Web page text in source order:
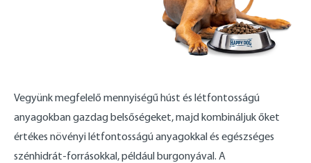
Vegyünk megfelelő mennyiségű húst és létfontosságú
anyagokban gazdag belsőségeket, majd kombináljuk őket
értékes növényi létfontosságú anyagokkal és egészséges
szénhidrát-forrásokkal, például burgonyával. A